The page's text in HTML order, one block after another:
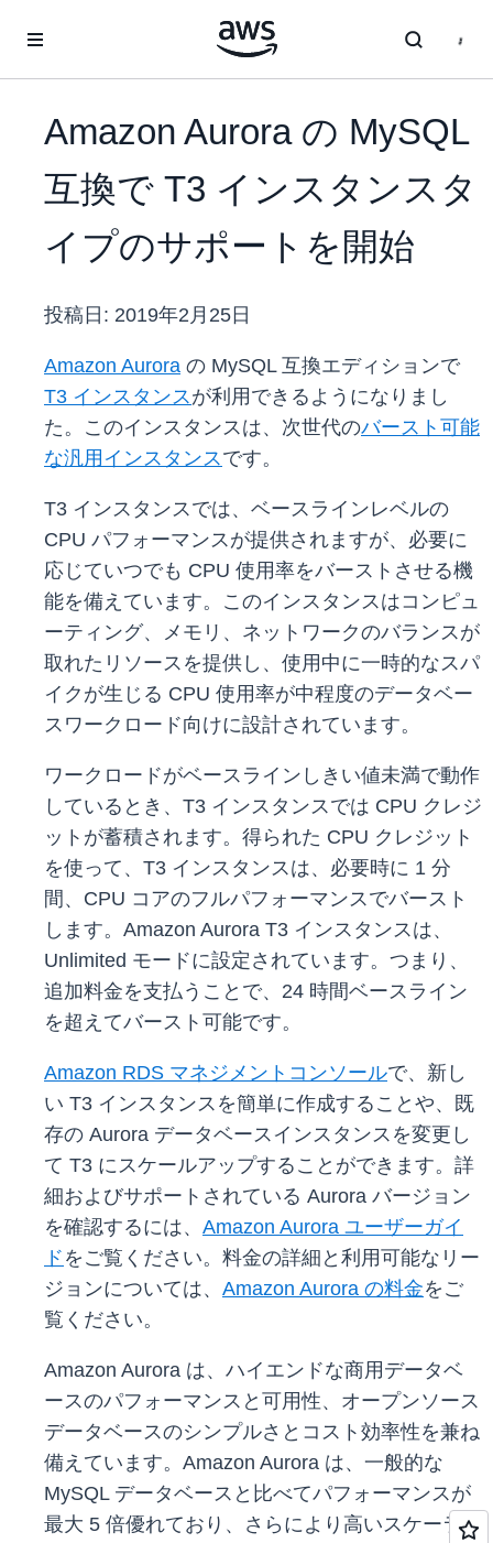
Amazon Aurora の MySQL
互換で T3 インスタンスタ
イプのサポートを開始
投稿日: 2019年2月25日
Amazon Aurora の MySQL 互換エディションで
T3 インスタンスが利用できるようになりまし
た。このインスタンスは、次世代のバースト可能
な汎用インスタンスです。
T3 インスタンスでは、ベースラインレベルの
CPU パフォーマンスが提供されますが、必要に
応じていつでも CPU 使用率をバーストさせる機
能を備えています。このインスタンスはコンピュ
ーティング、メモリ、ネットワークのバランスが
取れたリソースを提供し、使用中に一時的なスパ
イクが生じる CPU 使用率が中程度のデータベー
スワークロード向けに設計されています。
ワークロードがベースラインしきい値未満で動作
しているとき、T3 インスタンスでは CPU クレジ
ットが蓄積されます。得られた CPU クレジット
を使って、T3 インスタンスは、必要時に 1 分
間、CPU コアのフルパフォーマンスでバースト
します。Amazon Aurora T3 インスタンスは、
Unlimited モードに設定されています。つまり、
追加料金を支払うことで、24 時間ベースライン
を超えてバースト可能です。
Amazon RDS マネジメントコンソールで、新し
い T3 インスタンスを簡単に作成することや、既
存の Aurora データベースインスタンスを変更し
て T3 にスケールアップすることができます。詳
細およびサポートされている Aurora バージョン
を確認するには、 Amazon Aurora ユーザーガイ
ド をご覧ください。料金の詳細と利用可能なリー
ジョンについては、 Amazon Aurora の料金をご
覧ください。
Amazon Aurora は、ハイエンドな商用データベ
ースのパフォーマンスと可用性、オープンソース
データベースのシンプルさとコスト効率性を兼ね
備えています。Amazon Aurora は、一般的な
MySQL データベースと比べてパフォーマンスが
最大 5 倍優れており、さらにより高いスケーラビ